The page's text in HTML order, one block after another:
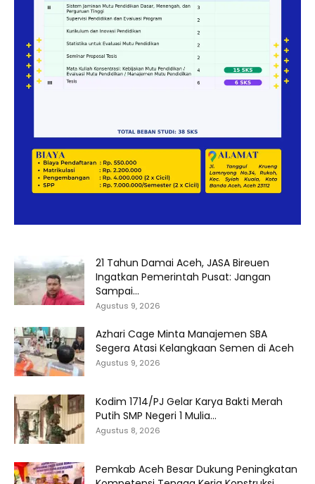
21 Tahun Damai Aceh, JASA Bireuen
Ingatkan Pemerintah Pusat: Jangan
Sampai...
Agustus 9, 2026
Azhari Cage Minta Manajemen SBA
Segera Atasi Kelangkaan Semen di Aceh
Agustus 9, 2026
Kodim 1714/PJ Gelar Karya Bakti Merah
Putih SMP Negeri 1 Mulia...
Agustus 8, 2026
Pemkab Aceh Besar Dukung Peningkatan